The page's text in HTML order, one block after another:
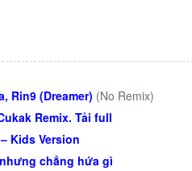
Rin9 (Dreamer) (No Remix)
Remix. Tải full
Kids Version
chẳng hứa gì